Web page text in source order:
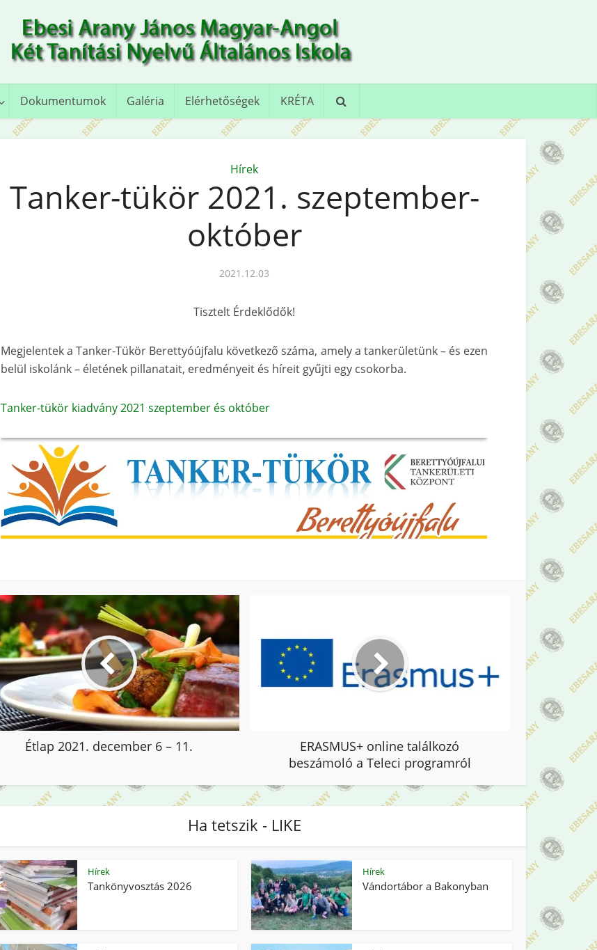
Dokumentumok Galéria Elérhetőségek KRÉTA
Hírek
Tanker-tükör 2021. szeptember-
október
2021.12.03
Tisztelt Érdeklődők!
Megjelentek a Tanker-Tükör Berettyóújfalu következő száma, amely a tankerületünk – és ezen
belül iskolánk – életének pillanatait, eredményeit és híreit gyűjti egy csokorba.
Tanker-tükör kiadvány 2021 szeptember és október
Étlap 2021. december 6 – 11.
ERASMUS+ online találkozó
beszámoló a Teleci programról
Ha tetszik - LIKE
Hírek
Tankönyvosztás 2026
Hírek
Vándortábor a Bakonyban